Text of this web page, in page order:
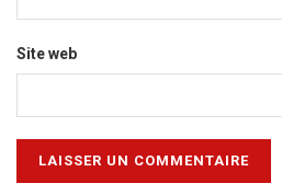
Site web